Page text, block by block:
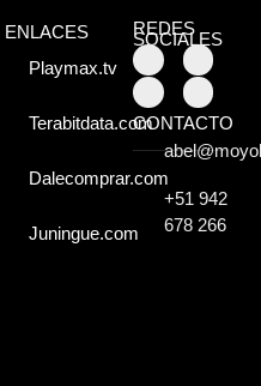
ENLACES
Playmax.tv
Terabitdata.com
Dalecomprar.com
Juningue.com
REDES
SOCIALES
CONTACTO
+51 942
678 266